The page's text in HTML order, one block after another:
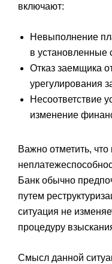
включают:
Невыполнение
в установленные
Отказ заемщика
урегулирования
Несоответствие
изменение
Важно отметить, что
Банк обычно
путем
ситуация не
процедуру
Смысл данной